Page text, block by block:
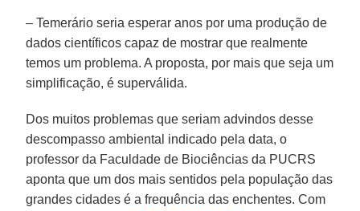
– Temerário seria esperar anos por uma produção de
dados científicos capaz de mostrar que realmente
temos um problema. A proposta, por mais que seja um
simplificação, é superválida.
Dos muitos problemas que seriam advindos desse
descompasso ambiental indicado pela data, o
professor da Faculdade de Biociências da PUCRS
aponta que um dos mais sentidos pela população das
grandes cidades é a frequência das enchentes. Com